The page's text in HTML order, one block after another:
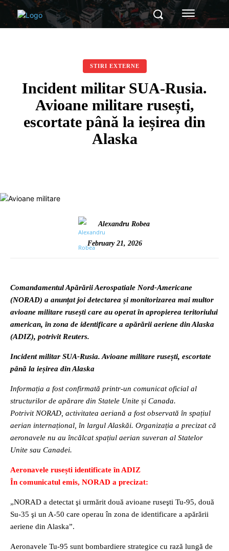
STIRI EXTERNE
Incident militar SUA-Rusia.
Avioane militare rusești,
escortate până la ieșirea din
Alaska
Alexandru Robea
February 21, 2026
Comandamentul Apărării Aerospatiale Nord-Americane
(NORAD) a anunțat joi detectarea și monitorizarea mai multor
avioane militare rusești care au operat în apropierea teritoriului
american, în zona de identificare a apărării aeriene din Alaska
(ADIZ), potrivit Reuters.
Incident militar SUA-Rusia. Avioane militare rusești, escortate
până la ieșirea din Alaska
Informația a fost confirmată printr-un comunicat oficial al
structurilor de apărare din Statele Unite și Canada.
Potrivit NORAD, activitatea aeriană a fost observată în spațiul
aerian internațional, în largul Alaskăi. Organizația a precizat că
aeronavele nu au încălcat spațiul aerian suveran al Statelor
Unite sau Canadei.
Aeronavele rusești identificate în ADIZ
În comunicatul emis, NORAD a precizat:
„NORAD a detectat şi urmărit două avioane ruseşti Tu-95, două
Su-35 şi un A-50 care operau în zona de identificare a apărării
aeriene din Alaska”.
Aeronavele Tu-95 sunt bombardiere strategice cu rază lungă de